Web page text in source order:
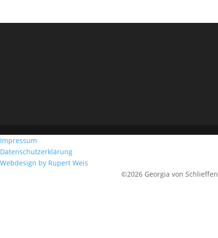
Impressum
Datenschutzerklärung
Webdesign by Rupert Weis
©2026 Georgia von Schlieffen